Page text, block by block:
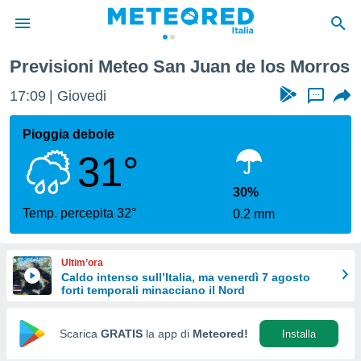
di
per
le
di
Web
Previsioni Meteo San Juan de los Morros
17:09 Giovedi ...
Pioggia debole
31°
Temp. percepita 32°
30%
0.2 mm
Ultim’ora
Caldo intenso sull’Italia, ma venerdì 7 agosto
forti temporali minacciano il Nord
Scarica GRATIS la app di Meteored! Installa